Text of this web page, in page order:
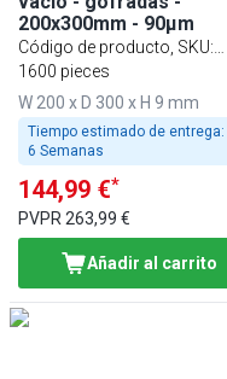
200x300mm - 90µm
Código de producto, SKU:
VBGA203090
1600 pieces
W 200 x D 300 x H 9 mm
Tiempo estimado de entrega:
6 Semanas
144,99 €*
PVPR263,99 €
Añadir al carrito